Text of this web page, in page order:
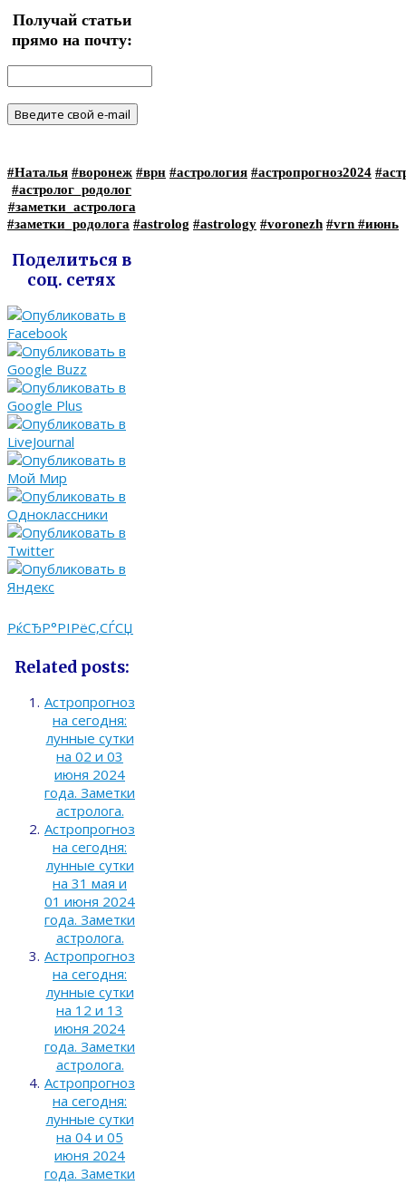
Получай статьи
прямо на почту:
#Наталья #воронеж #врн #астрология #астропрогноз2024
#астролог_родолог
#заметки_астролога
#заметки_родолога #astrolog #astrology #voronezh #vrn #июнь
Поделиться в
соц. сетях
РќСЂР°РІРёС‚СЃСЏ
Related posts:
Астропрогноз
на сегодня:
лунные сутки
на 02 и 03
июня 2024
года. Заметки
астролога.
Астропрогноз
на сегодня:
лунные сутки
на 31 мая и
01 июня 2024
года. Заметки
астролога.
Астропрогноз
на сегодня:
лунные сутки
на 12 и 13
июня 2024
года. Заметки
астролога.
Астропрогноз
на сегодня:
лунные сутки
на 04 и 05
июня 2024
года. Заметки